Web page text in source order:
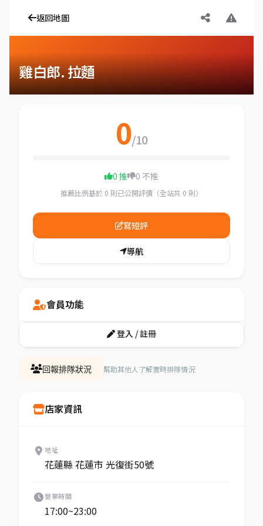
返回地圖
雞白郎. 拉麵
回報排隊狀況 幫助其他人了解實時排隊情況
店家資訊
地址
花蓮縣 花蓮市 光復街50號
營業時間
17:00~23:00
0/10
0 推 0 不推
推薦比例基於 0 則已公開評價（全站共 0 則）
寫短評
導航
會員功能
登入 / 註冊